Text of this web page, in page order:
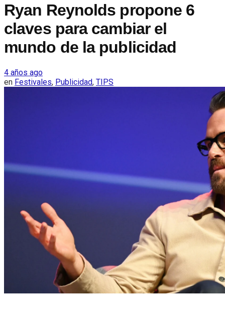
Ryan Reynolds propone 6
claves para cambiar el
mundo de la publicidad
4 años ago
en Festivales, Publicidad, TIPS